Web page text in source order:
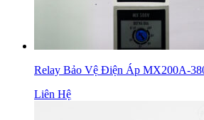
Relay Bảo Vệ Điện Áp MX200A-
Liên Hệ